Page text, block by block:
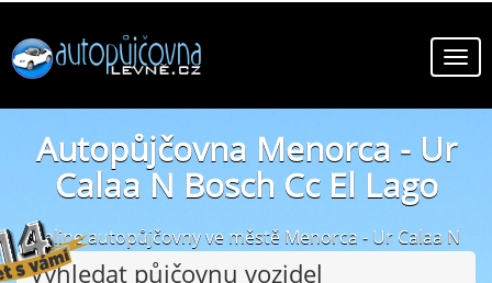
Autopůjčovna Menorca - Ur
Calaa N Bosch Cc El Lago
online autopůjčovny ve městě Menorca - Ur Calaa N
Bosch Cc El Lago
Vyhledat půjčovnu vozidel